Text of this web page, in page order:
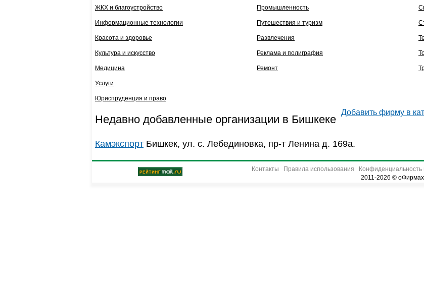
ЖКХ и благоустройство
Информационные технологии
Красота и здоровье
Культура и искусство
Медицина
Промышленность
Путешествия и туризм
Развлечения
Реклама и полиграфия
Ремонт
Услуги
Юриспруденция и право
Недавно добавленные организации в Бишкеке
Добавить фирму в
Камэкспорт Бишкек, ул. с. Лебединовка, пр-т Ленина д. 169а.
Контакты Правила использования Конфиденциальность
2011-2026 ©